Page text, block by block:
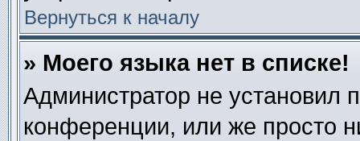
Вернуться к началу
» Моего языка нет в списке!
Администратор не установил
конференции, или же просто